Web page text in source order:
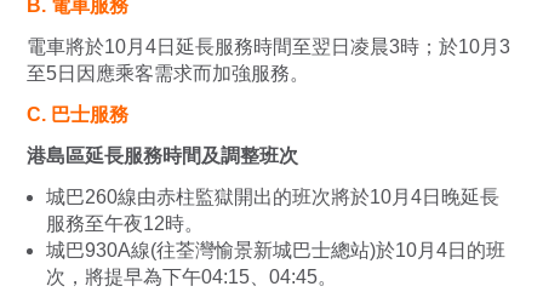
B. 電車服務
電車將於10月4日延長服務時間至翌日凌晨3時；於10月3
至5日因應乘客需求而加強服務。
C. 巴士服務
港島區延長服務時間及調整班次
城巴260線由赤柱監獄開出的班次將於10月4日晚延長
服務至午夜12時。
城巴930A線(往荃灣愉景新城巴士總站)於10月4日的班
次，將提早為下午04:15、04:45。